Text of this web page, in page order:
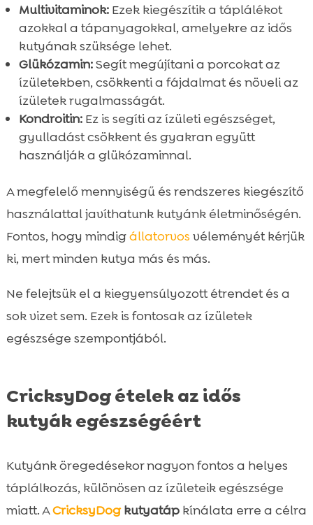
Multivitaminok:Ezek kiegészítik a táplálékot
azokkal a tápanyagokkal, amelyekre az idős
kutyának szüksége lehet.
Glükózamin:Segít megújítani a porcokat az
ízületekben, csökkenti a fájdalmat és növeli az
ízületek rugalmasságát.
Kondroitin:Ez is segíti az ízületi egészséget,
gyulladást csökkent és gyakran együtt
használják a glükózaminnal.
A megfelelő mennyiségű és rendszeres kiegészítő
használattal javíthatunk kutyánk életminőségén.
Fontos, hogy mindigállatorvos véleményét kérjük
ki, mert minden kutya más és más.
Ne felejtsük el a kiegyensúlyozott étrendet és a
sok vizet sem. Ezek is fontosak az ízületek
egészsége szempontjából.
CricksyDog ételek az idős
kutyák egészségéért
Kutyánk öregedésekor nagyon fontos a helyes
táplálkozás, különösen az ízületeik egészsége
miatt. ACricksyDogkutyatápkínálata erre a célra